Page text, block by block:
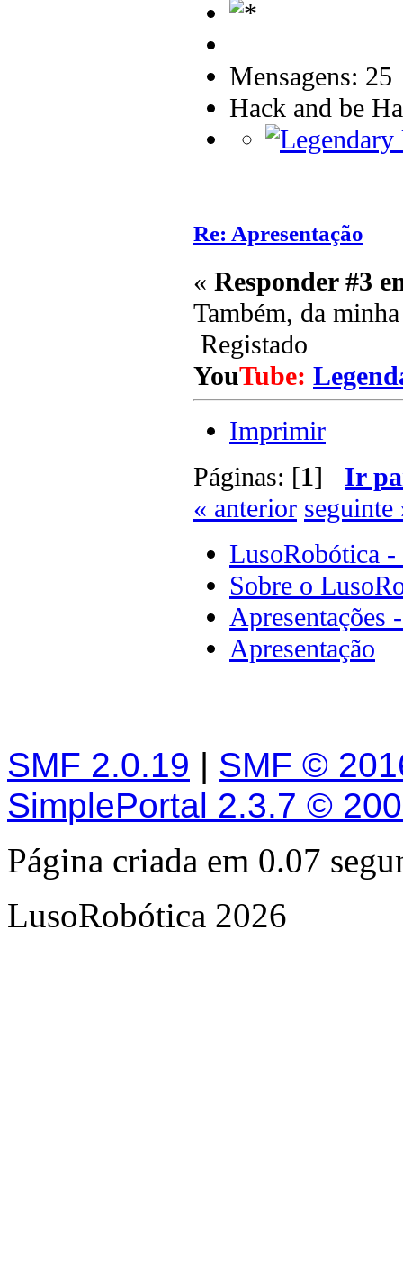
Mensagens: 25
Hack and be
Re: Apresentação
« Responder #3
Também, da
Registado
YouTube:
Imprimir
Páginas: [1] Ir
« anterior seguinte
LusoRobótica -
Sobre o
Apresentações
Apresentação
SMF 2.0.19 | SMF ©
SimplePortal 2.3.7 ©
Página criada em 0.07
LusoRobótica 2026